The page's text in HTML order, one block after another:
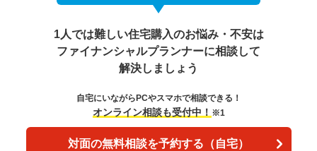
1人では難しい住宅購入のお悩み・不安は
ファイナンシャルプランナーに相談して
解決しましょう
自宅にいながらPCやスマホで相談できる！
オンライン相談も受付中！ ※1
対面の無料相談を予約する（自宅）